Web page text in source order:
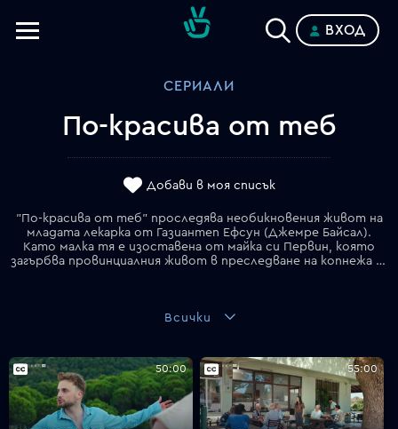
ВХОД
СЕРИАЛИ
По-красива от теб
Добави в моя списък
"По-красива от теб" проследява необикновения живот на
младата лекарка от Газиантеп Ефсун (Джемре Байсал).
Като малка тя е изоставена от майка си Первин, която
загърбва провинциалния живот в преследване на копнежа си да стане успешен пластичен хирург в Истанбул. Сега, 21 години по-късно, след като сбъдва мечтата си и оглавява една от най-утвърдените клиники в Турция, Первин решава да потърси отново дъщеря си, като за целта изпраща младия хирург Емир (Бурак Челик) в Газиантеп със задачата да я убеди да се премести в големия град, за да ръководи бизнеса ѝ.
Всички
50:00 55:00